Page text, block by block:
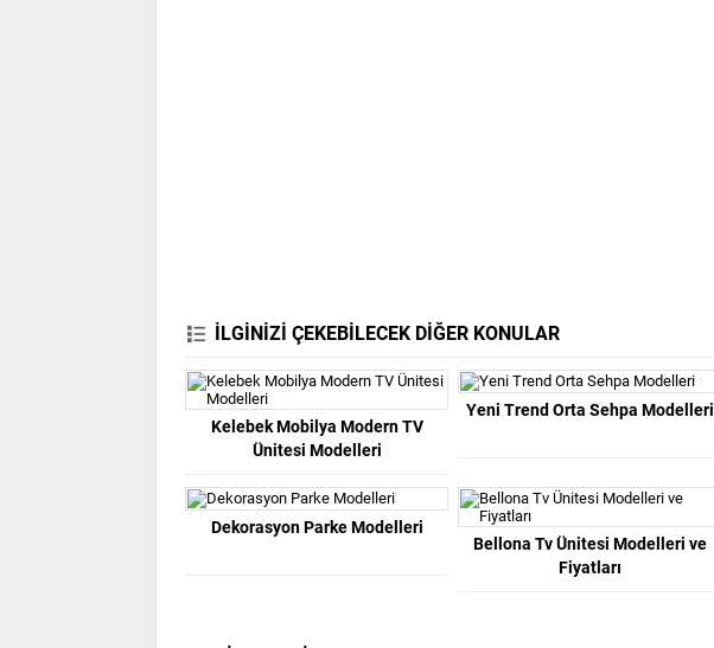
İLGİNİZİ ÇEKEBİLECEK DİĞER KONULAR
Kelebek Mobilya Modern TV
Ünitesi Modelleri
Yeni Trend Orta Sehpa Modelleri
Dekorasyon Parke Modelleri
Bellona Tv Ünitesi Modelleri ve
Fiyatları